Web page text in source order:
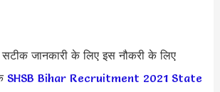
जानकारी के लिए इस नौकरी के लिए
SHSB Bihar Recruitment 2021 State